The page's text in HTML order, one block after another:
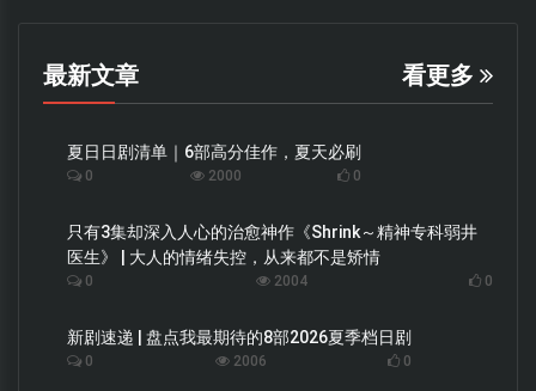
最新文章 看更多
夏日日剧清单｜6部高分佳作，夏天必刷
0 2000 0
只有3集却深入人心的治愈神作《Shrink～精神专科弱井
医生》 | 大人的情绪失控，从来都不是矫情
0 2004 0
新剧速递 | 盘点我最期待的8部2026夏季档日剧
0 2006 0